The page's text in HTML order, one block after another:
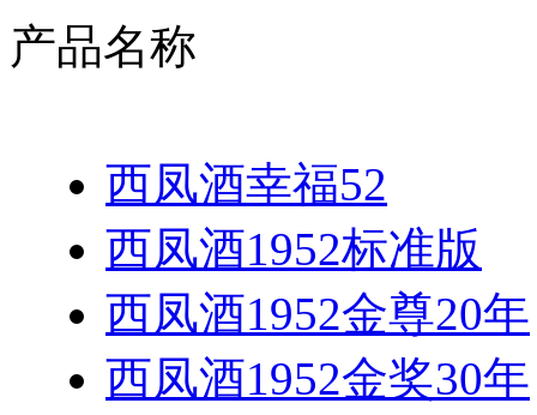
产品名称
西凤酒幸福52
西凤酒1952标准版
西凤酒1952金尊20年
西凤酒1952金奖30年